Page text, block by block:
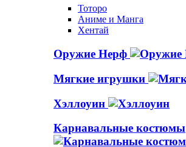
Тоторо
Аниме и Манга
Хентай
Оружие Нерф
Мягкие игрушки
Хэллоуин
Карнавальные костюмы